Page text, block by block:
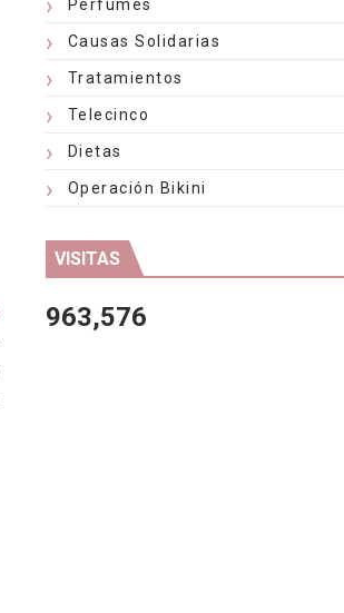
Perfumes
Causas Solidarias
Tratamientos
Telecinco
Dietas
Operación Bikini
VISITAS
963,576